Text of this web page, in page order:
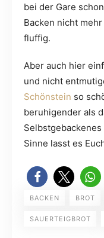
bei der Gare
Backen nicht
fluffig.
Aber auch hier
und nicht
Schönstein so
beruhigender als
Sinne lasst es
BACKEN BROT
SAUERTEIGBROT